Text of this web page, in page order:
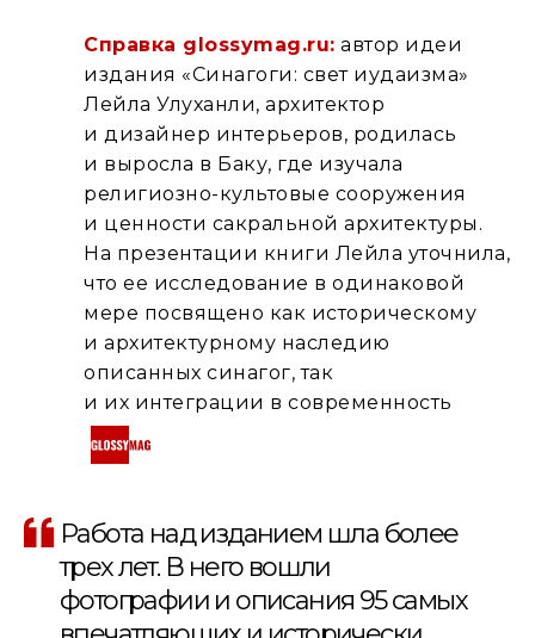
Справка glossymag.ru: автор идеи
издания «Синагоги: свет иудаизма»
Лейла Улуханли, архитектор
и дизайнер интерьеров, родилась
и выросла в Баку, где изучала
религиозно-культовые сооружения
и ценности сакральной архитектуры.
На презентации книги Лейла уточнила,
что ее исследование в одинаковой
мере посвящено как историческому
и архитектурному наследию
описанных синагог, так
и их интеграции в современность
Работа над изданием шла более
трех лет. В него вошли
фотографии и описания 95 самых